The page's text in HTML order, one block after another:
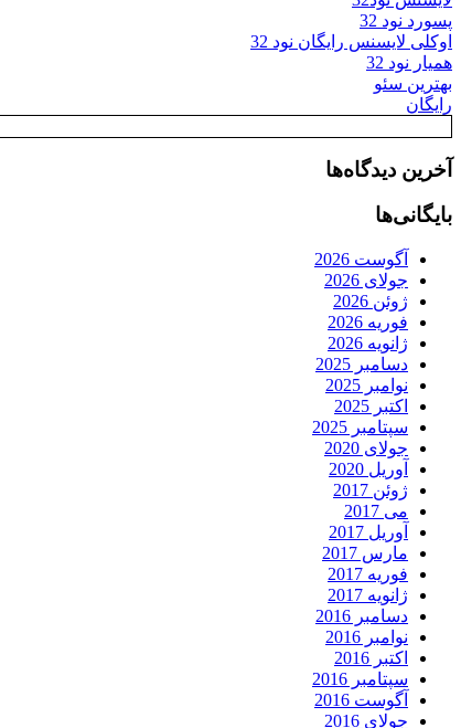
پسورد نود 32
اوکلی لایسنس رایگان نود 32
همیار نود 32
بهترین سئو
رایگان
آخرین دیدگاه‌ها
بایگانی‌ها
آگوست 2026
جولای 2026
ژوئن 2026
فوریه 2026
ژانویه 2026
دسامبر 2025
نوامبر 2025
اکتبر 2025
سپتامبر 2025
جولای 2020
آوریل 2020
ژوئن 2017
می 2017
آوریل 2017
مارس 2017
فوریه 2017
ژانویه 2017
دسامبر 2016
نوامبر 2016
اکتبر 2016
سپتامبر 2016
آگوست 2016
جولای 2016